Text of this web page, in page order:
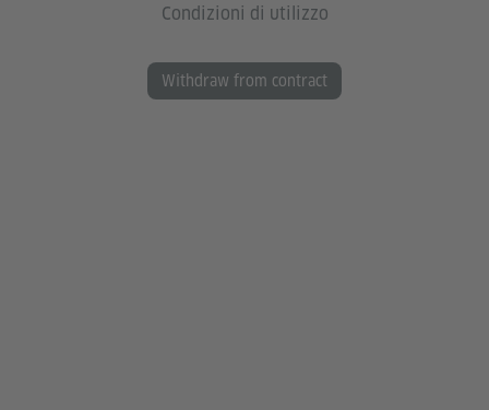
Condizioni di utilizzo
Withdraw from contract